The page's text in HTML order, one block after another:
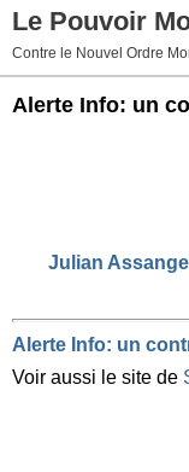
Le Pouvoir
Contre le Nouvel Ordre
Alerte Info: un
Julian
Alerte Info: un
Voir aussi le site de